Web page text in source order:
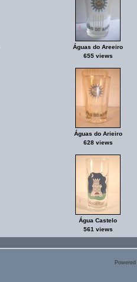
Águas do Areeiro
655 views
Águas do Arieiro
628 views
Água Castelo
561 views